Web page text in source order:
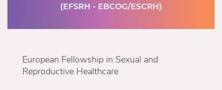
European Fellowship in Sexual and
Reproductive Healthcare